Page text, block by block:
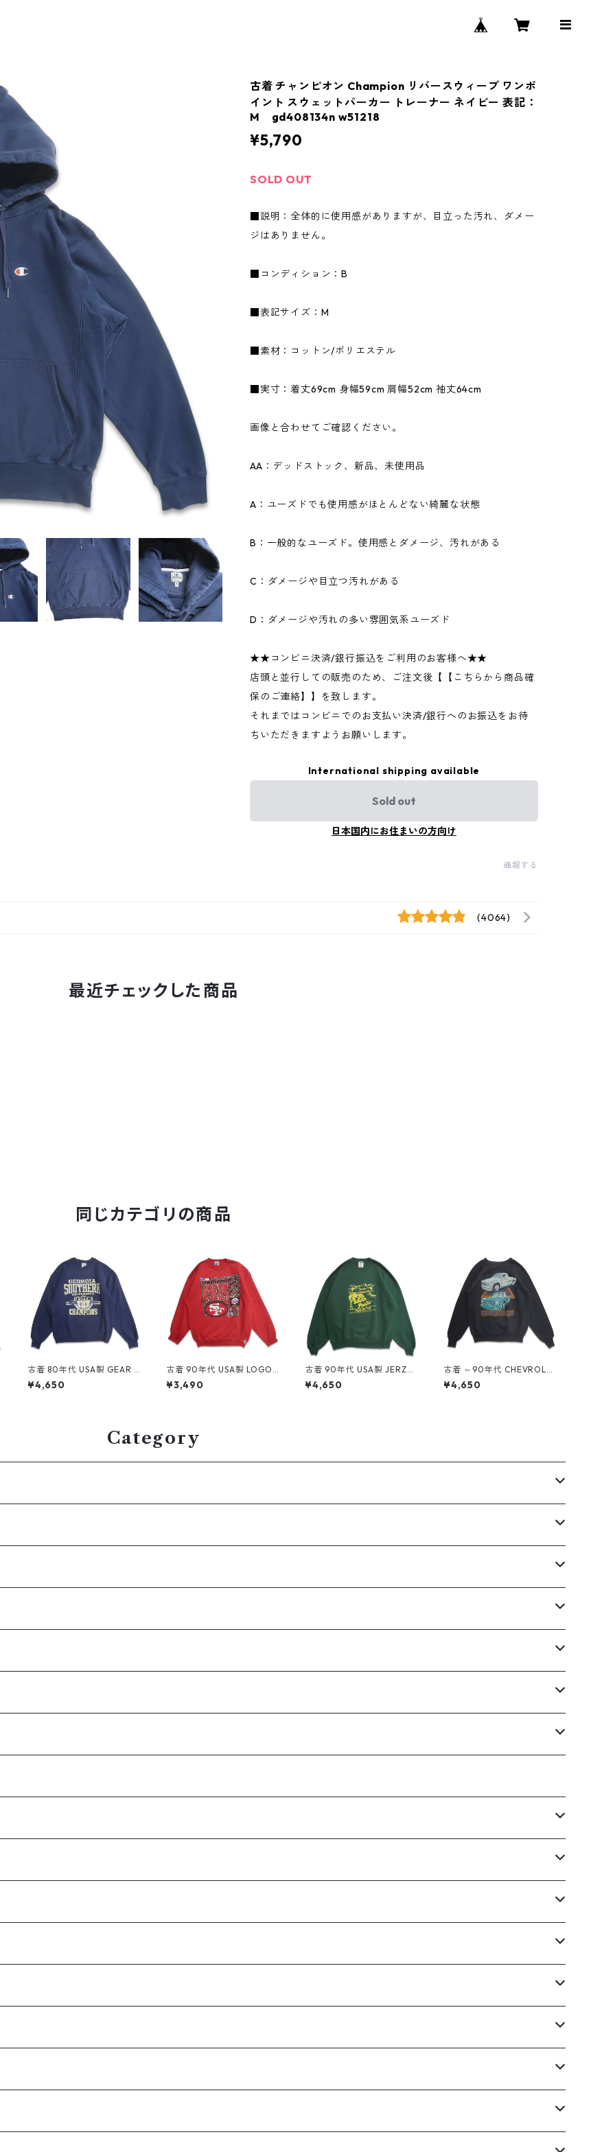
古着 チャンピオン Champion リバースウィーブ ワンポ
イント スウェットパーカー トレーナー ネイビー 表記：
M gd408134n w51218
¥5,790
SOLD OUT
■説明：全体的に使用感がありますが、目立った汚れ、ダメー
ジはありません。
■コンディション：B
■表記サイズ：M
■素材：コットン/ポリエステル
■実寸：着丈69cm 身幅59cm 肩幅52cm 袖丈64cm
画像と合わせてご確認ください。
AA：デッドストック、新品、未使用品
A：ユーズドでも使用感がほとんどない綺麗な状態
B：一般的なユーズド。使用感とダメージ、汚れがある
C：ダメージや目立つ汚れがある
D：ダメージや汚れの多い雰囲気系ユーズド
★★コンビニ決済/銀行振込をご利用のお客様へ★★
店頭と並行しての販売のため、ご注文後【【こちらから商品確
保のご連絡】】を致します。
それまではコンビニでのお支払い決済/銀行へのお振込をお待
ちいただきますようお願いします。
International shipping available
Sold out
日本国内にお住まいの方向け
通報する
(4064)
最近チェックした商品
同じカテゴリの商品
古着 80年代 USA製 GEAR F
OR SPORTS カレッジ NCAA
プリントスウェット トレー
¥4,650
古着 90年代 USA製 LOGO7
NFL サンフランシスコ フォ
ーティーナイナーズ プリン
¥3,490
古着 90年代 USA製 JERZEE
S ジャージーズ プリント ス
ウェット トレーナー グリー
¥4,650
古着 ～90年代 CHEVROLET
シボレー プリント スウェッ
ト トレーナー ブラック 表
¥4,650
Category